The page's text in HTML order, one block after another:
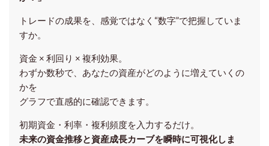
トレードの成果を、感覚ではなく“数字”で把握していま
すか。
資金 × 利回り × 複利効果。
わずか数秒で、あなたの資産がどのように増えていくの
かを
グラフで直感的に確認できます。
初期資金・利率・複利頻度を入力するだけ。
未来の資金推移と資産成長カーブを瞬時に可視化しま